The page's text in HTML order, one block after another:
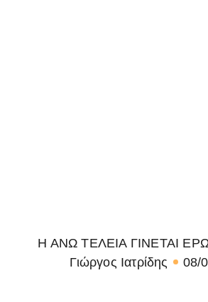
Η ΑΝΩ ΤΕΛΕΙΑ ΓΙΝΕΤΑΙ
Γιώργος Ιατρίδης
08/